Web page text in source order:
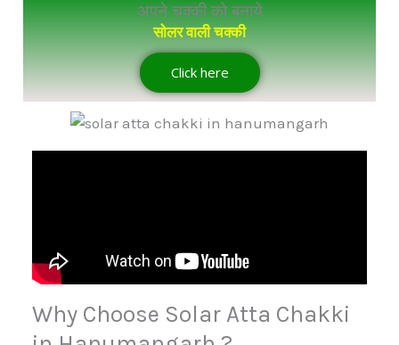
अपने चक्की को बनाये
सोलर वाली चक्की
Click here
Why Choose Solar Atta Chakki